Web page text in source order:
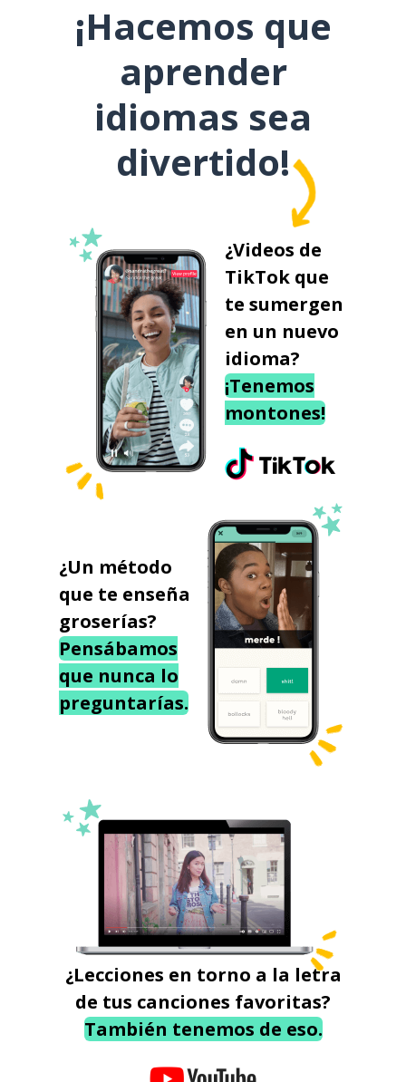
¡Hacemos que
aprender
idiomas sea
divertido!
¿Videos de
TikTok que
te sumergen
en un nuevo
idioma?
¡Tenemos
montones!
¿Un método
que te enseña
groserías?
Pensábamos
que nunca lo
preguntarías.
¿Lecciones en torno a la letra
de tus canciones favoritas?
También tenemos de eso.